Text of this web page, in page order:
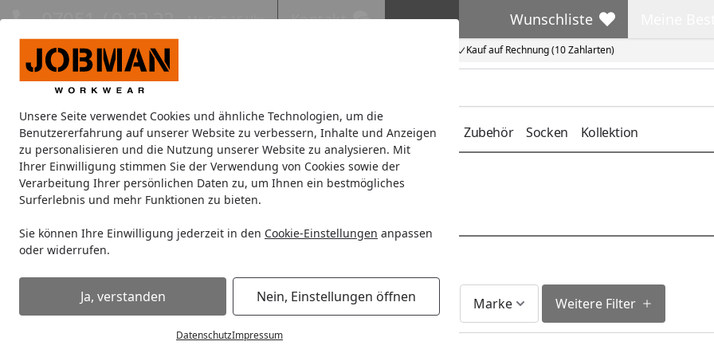
Unsere Seite verwendet Cookies und ähnliche Technologien, um die
Benutzererfahrung auf unserer Website zu verbessern, Inhalte und Anzeigen
zu personalisieren und die Nutzung unserer Website zu analysieren. Mit
Ihrer Einwilligung stimmen Sie der Verwendung von Cookies sowie der
Verarbeitung Ihrer persönlichen Daten zu, um Ihnen ein bestmögliches
Surferlebnis und mehr Funktionen zu bieten.
Sie können Ihre Einwilligung jederzeit in den Cookie-Einstellungen anpassen
oder widerrufen.
Ja, verstanden Nein, Einstellungen öffnen
DatenschutzImpressum
Eigene Montage-Teams Kauf auf Rechnung (10 Zahlarten)
07051 / 9 22 22 Mo-Fr. 8-16 Uhr Kontakt Wunschliste
Wunschliste
Jacken Hosen Oberbekleidung Unterwäsche Kopfbedeckung Gürtel Zubehör Socken Kollektion
Startseite
Oberbekleidung Westen Arbeitswesten
Arbeitswesten
Ihre Artikelübersicht
Preisspanne Am Lager Sofort lieferbar Lieferzeit Marke Weitere Filter